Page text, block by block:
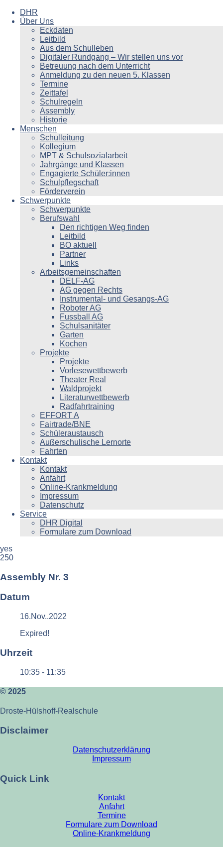
DHR
Über Uns
Eckdaten
Leitbild
Aus dem Schulleben
Digitaler Rundgang – Wir stellen uns vor
Betreuung nach dem Unterricht
Anmeldung zu den neuen 5. Klassen
Termine
Zeittafel
Schulregeln
Assembly
Historie
Menschen
Schulleitung
Kollegium
MPT & Schulsozialarbeit
Jahrgänge und Klassen
Engagierte Schüler:innen
Schulpflegschaft
Förderverein
Schwerpunkte
Schwerpunkte
Berufswahl
Den richtigen Weg finden
Leitbild
BO aktuell
Partner
Links
Arbeitsgemeinschaften
DELF-AG
AG gegen Rechts
Instrumental- und Gesangs-AG
Roboter AG
Fussball AG
Schulsanitäter
Garten
Kochen
Projekte
Projekte
Vorlesewettbewerb
Theater Real
Waldprojekt
Literaturwettbewerb
Radfahrtraining
EFFORT A
Fairtrade/BNE
Schüleraustausch
Außerschulische Lernorte
Fahrten
Kontakt
Kontakt
Anfahrt
Online-Krankmeldung
Impressum
Datenschutz
Service
DHR Digital
Formulare zum Download
yes
250
Assembly Nr. 3
Datum
16.Nov..2022
Expired!
Uhrzeit
10:35 - 11:35
© 2025
Droste-Hülshoff-Realschule
Disclaimer
Datenschutzerklärung
Impressum
Quick Link
Kontakt
Anfahrt
Termine
Formulare zum Download
Online-Krankmeldung